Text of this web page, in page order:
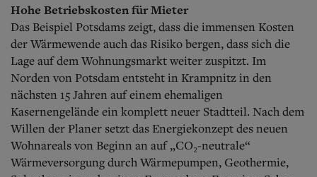
Hohe Betriebskosten für Mieter
Das Beispiel Potsdams zeigt, dass die immensen Kosten
der Wärmewende auch das Risiko bergen, dass sich die
Lage auf dem Wohnungsmarkt weiter zuspitzt. Im
Norden von Potsdam entsteht in Kramp­nitz in den
nächsten 15 Jahren auf einem ehemaligen
Kasernengelände ein komplett neuer Stadtteil. Nach dem
Willen der Planer setzt das Energiekonzept des neuen
Wohnareals von Beginn an auf „CO₂-neutrale“
Wärmeversorgung durch Wärmepumpen, Geothermie,